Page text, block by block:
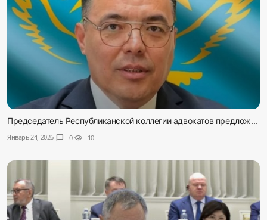
Председатель Республиканской коллегии адвокатов предлож...
Январь 24, 2026 chat_bubble 0 visibility 10